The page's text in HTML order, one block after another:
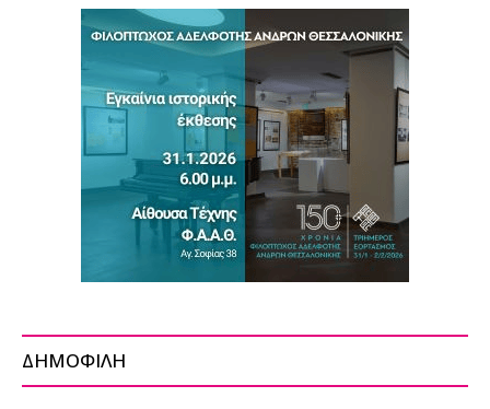
ΔΗΜΟΦΙΛΗ